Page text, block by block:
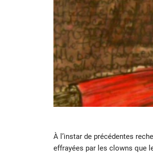
À l’instar de précédentes
effrayées par les clowns que